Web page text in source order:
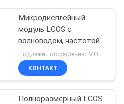
Микродисплейный
модуль LCOS с
волноводом, частотой
обновления 120 Гц,
полем зрения 40° и
разрешением
КОНТАКТ
Полноразмерный LCOS